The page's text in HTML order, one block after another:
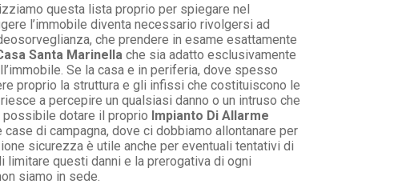
questa lista proprio per spiegare nel
l’immobile diventa necessario rivolgersi ad
che prendere in esame esattamente
Santa Marinella che sia adatto esclusivamente
Se la casa e in periferia, dove spesso
proprio la struttura e gli infissi che costituiscono le
a percepire un qualsiasi danno o un intruso che
dotare il proprio Impianto Di Allarme
di campagna, dove ci dobbiamo allontanare per
sicurezza è utile anche per eventuali tentativi di
questi danni e la prerogativa di ogni
siamo in sede.